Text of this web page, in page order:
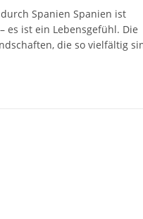
Spanien Spanien ist
es ist ein Lebensgefühl. Die
die so vielfältig